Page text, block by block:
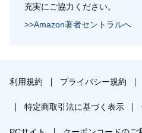
充実にご協力ください。
>>Amazon著者セントラルへ
利用規約 プライバシー規約
特定商取引法に基づく表示